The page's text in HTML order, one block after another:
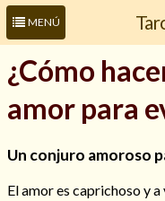
MENÚ
¿Cómo
amor para
Un conjuro amoroso
El amor es caprichoso y